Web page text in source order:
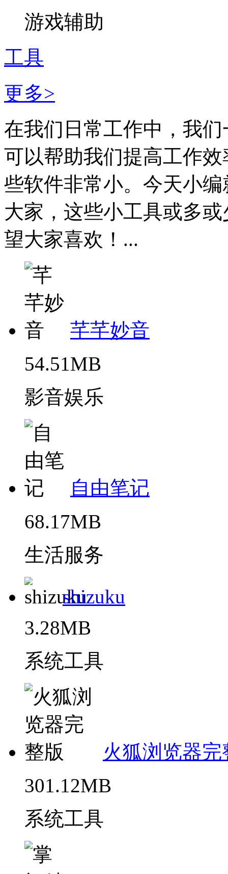
游戏辅助
工具
更多>
在我们日常工作中，我
可以帮助我们提高工作
些软件非常小。今天小
大家，这些小工具或多
望大家喜欢！...
芊芊妙音
54.51MB
影音娱乐
自由笔记
68.17MB
生活服务
shizuku
3.28MB
系统工具
火狐浏览器完
301.12MB
系统工具